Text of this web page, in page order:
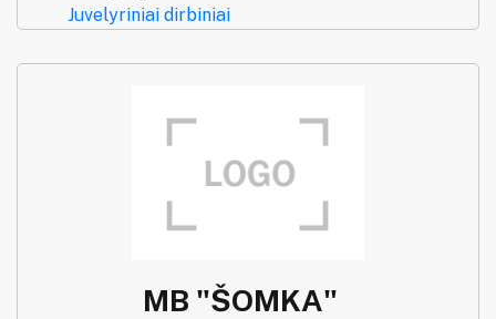
Juvelyriniai dirbiniai
MB "ŠOMKA"